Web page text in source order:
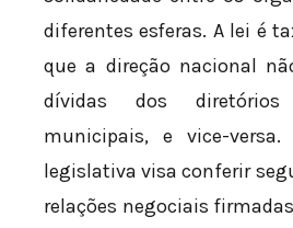
diferentes esferas. A lei é
que a direção nacional
dívidas dos
municipais, e vice-versa.
legislativa visa conferir
relações negociais